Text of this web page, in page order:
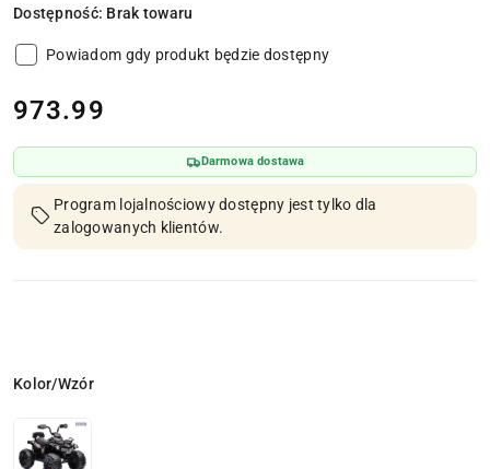
Dostępność: Brak towaru
Powiadom gdy produkt będzie dostępny
cena:
973.99
Darmowa dostawa
Program lojalnościowy dostępny jest tylko dla
zalogowanych klientów.
Wariant
Kolor/Wzór